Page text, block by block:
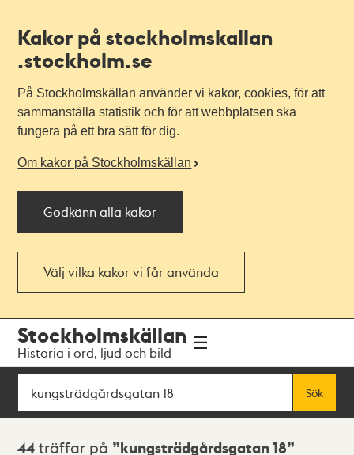
Kakor på stockholmskallan
.stockholm.se
På Stockholmskällan använder vi kakor, cookies, för att
sammanställa statistik och för att webbplatsen ska
fungera på ett bra sätt för dig.
Om kakor på Stockholmskällan
Godkänn alla kakor
Välj vilka kakor vi får använda
navigationen
huvudinnehållet
Stockholmskällan
Historia i ord, ljud och bild
Sök
Sök
Sökresultat
44 träffar på kungsträdgårdsgatan 18